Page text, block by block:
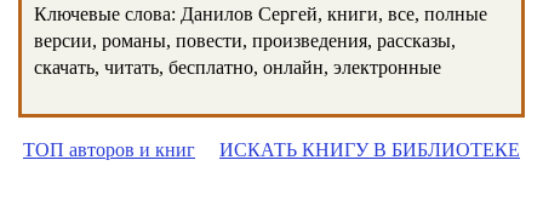
Ключевые слова: Данилов Сергей, книги, все, полные
версии, романы, повести, произведения, рассказы,
скачать, читать, бесплатно, онлайн, электронные
ТОП авторов и книг ИСКАТЬ КНИГУ В БИБЛИОТЕКЕ